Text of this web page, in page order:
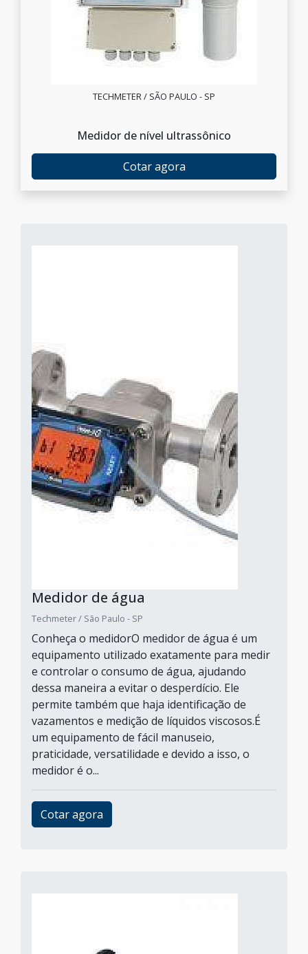
TECHMETER / SÃO PAULO - SP
Medidor de nível ultrassônico
Cotar agora
Medidor de água
Techmeter / São Paulo - SP
Conheça o medidorO medidor de água é um
equipamento utilizado exatamente para medir
e controlar o consumo de água, ajudando
dessa maneira a evitar o desperdício. Ele
permite também que haja identificação de
vazamentos e medição de líquidos viscosos.É
um equipamento de fácil manuseio,
praticidade, versatilidade e devido a isso, o
medidor é o...
Cotar agora